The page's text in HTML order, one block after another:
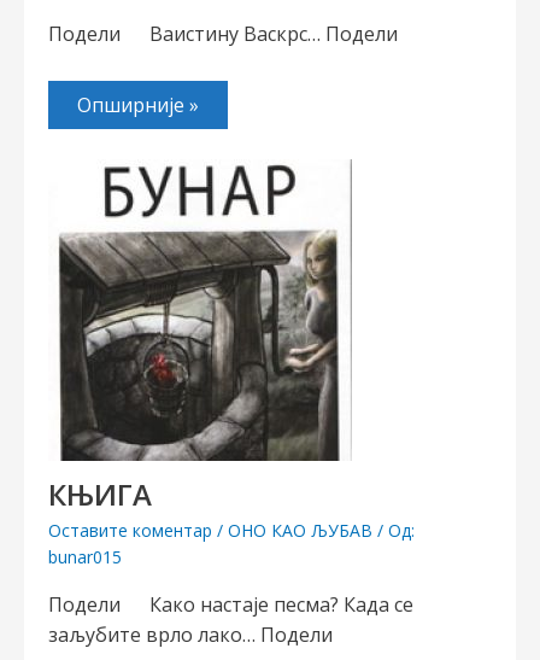
Подели Ваистину Васкрс… Подели
Опширније »
КЊИГА
Оставите коментар / ОНО КАО ЉУБАВ / Од:
bunar015
Подели Како настаје песма? Када се
заљубите врло лако… Подели